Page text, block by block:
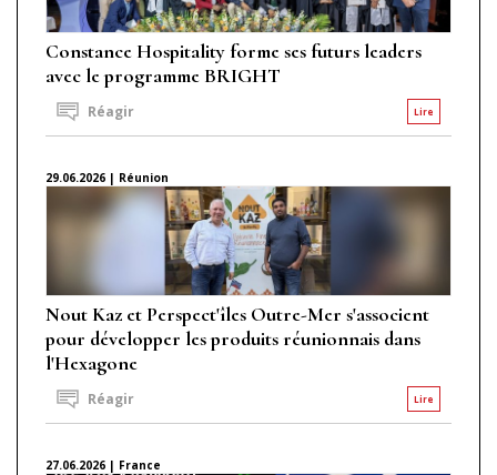
Constance Hospitality forme ses futurs leaders
avec le programme BRIGHT
Lire
Réagir
29.06.2026 | Réunion
Nout Kaz et Perspect'îles Outre-Mer s'associent
pour développer les produits réunionnais dans
l'Hexagone
Lire
Réagir
27.06.2026 | France